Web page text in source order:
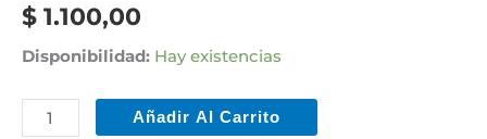
$ 1.100,00
Disponibilidad: Hay existencias
Añadir Al Carrito